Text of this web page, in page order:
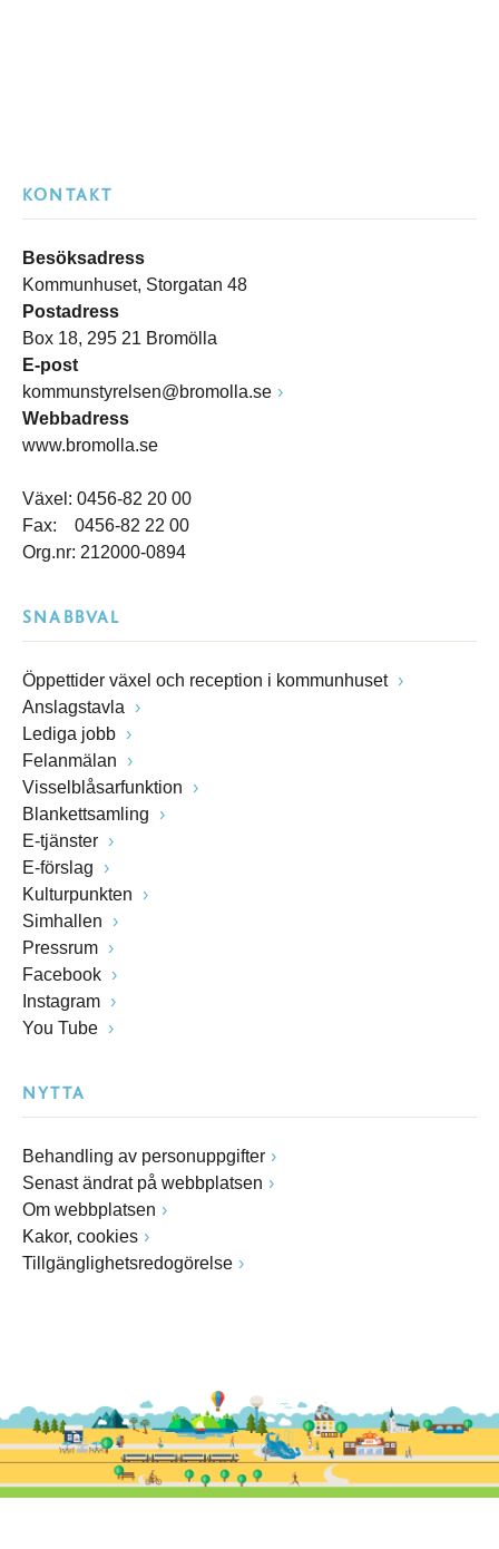
KONTAKT
Besöksadress
Kommunhuset, Storgatan 48
Postadress
Box 18, 295 21 Bromölla
E-post
kommunstyrelsen@bromolla.se
Webbadress
www.bromolla.se
Växel: 0456-82 20 00
Fax: 0456-82 22 00
Org.nr: 212000-0894
SNABBVAL
Öppettider växel och reception i kommunhuset
Anslagstavla
Lediga jobb
Felanmälan
Visselblåsarfunktion
Blankettsamling
E-tjänster
E-förslag
Kulturpunkten
Simhallen
Pressrum
Facebook
Instagram
You Tube
NYTTA
Behandling av personuppgifter
Senast ändrat på webbplatsen
Om webbplatsen
Kakor, cookies
Tillgänglighetsredogörelse